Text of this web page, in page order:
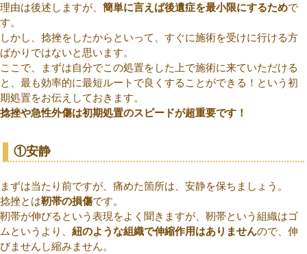
理由は後述しますが、 簡単に言えば後遺症を最小限にするためで
す。
しかし、捻挫をしたからといって、すぐに施術を受けに行ける方
ばかりではないと思います。
ここで、まずは自分でこの処置をした上で施術に来ていただける
と、最も効率的に最短ルートで良くすることができる！という初
期処置をお伝えしておきます。
捻挫や急性外傷は初期処置のスピードが超重要です！
①安静
まずは当たり前ですが、痛めた箇所は、安静を保ちましょう。
捻挫とは靭帯の損傷です。
靭帯が伸びるという表現をよく聞きますが、靭帯という組織はゴ
ムというより、 紐のような組織で伸縮作用はありませんので、伸
びませんし縮みません。